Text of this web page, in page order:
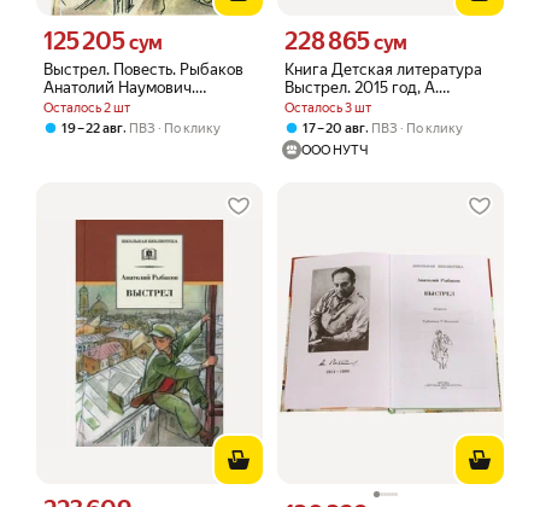
Выстрел. Повесть. Рыбаков
Анатолий Наумович.
Детская литература,
Москва
Осталось 2 шт
Цена 125205 сум вместо
125 205сум
19 – 22 авг, ПВЗ По клику
Книга Детская литература
Выстрел. 2015 год, А.
Рыбаков
Осталось 3 шт
Цена 228865 сум вместо
228 865сум
17 – 20 авг, ПВЗ
По клику
ООО НУТЧ